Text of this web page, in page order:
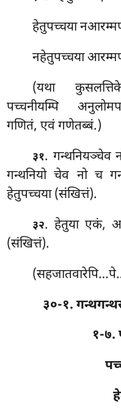
हेतुपच्चया
नहेतुपच्चया
(यथा
पच्चनीयम्पि
गणितं, एवं गणेतब्बं.)
३१. गन्थनियञ्चेव
गन्थनियो चेव नो च
हेतुपच्चया (संखित्तं).
३२. हेतुया एकं,
(संखित्तं).
३०-१.
१-७.